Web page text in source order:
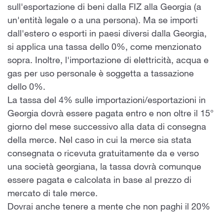
sull'esportazione di beni dalla FIZ alla Georgia (a
un'entità legale o a una persona). Ma se importi
dall'estero o esporti in paesi diversi dalla Georgia,
si applica una tassa dello 0%, come menzionato
sopra. Inoltre, l'importazione di elettricità, acqua e
gas per uso personale è soggetta a tassazione
dello 0%.
La tassa del 4% sulle importazioni/esportazioni in
Georgia dovrà essere pagata entro e non oltre il 15°
giorno del mese successivo alla data di consegna
della merce. Nel caso in cui la merce sia stata
consegnata o ricevuta gratuitamente da e verso
una società georgiana, la tassa dovrà comunque
essere pagata e calcolata in base al prezzo di
mercato di tale merce.
Dovrai anche tenere a mente che non paghi il 20%